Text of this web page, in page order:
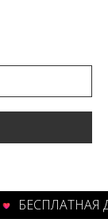
БЕСПЛАТНАЯ